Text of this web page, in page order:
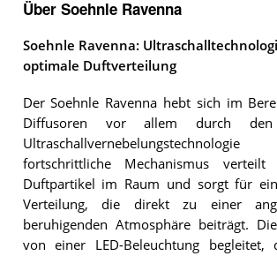
Über Soehnle Ravenna
Soehnle Ravenna:
optimale Duftverteilung
Der Soehnle Ravenna hebt sich im
Diffusoren vor allem durch
fortschrittliche Mechanismus
Duftpartikel im Raum und sorgt für
Verteilung, die direkt zu einer
beruhigenden Atmosphäre beiträgt.
von einer LED-Beleuchtung begleitet,